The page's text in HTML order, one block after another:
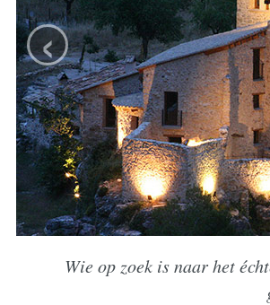
‹
Wie op zoek is naar het